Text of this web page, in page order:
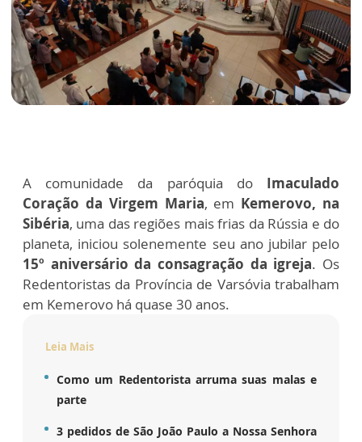
A comunidade da paróquia do Imaculado
Coração da Virgem Maria, em Kemerovo, na
Sibéria, uma das regiões mais frias da Rússia e do
planeta, iniciou solenemente seu ano jubilar pelo
15º aniversário da consagração da igreja. Os
Redentoristas da Província de Varsóvia trabalham
em Kemerovo há quase 30 anos.
Leia Mais
Como um Redentorista arruma suas malas e
parte
3 pedidos de São João Paulo a Nossa Senhora